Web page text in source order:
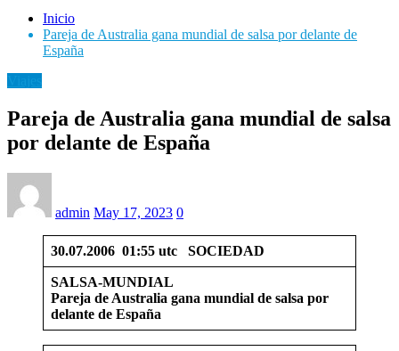
Inicio
Pareja de Australia gana mundial de salsa por delante de
España
Pareja de Australia gana mundial de salsa
por delante de España
admin May 17, 2023 0
30.07.2006 01:55 utc SOCIEDAD
SALSA-MUNDIAL
Pareja de Australia gana mundial de salsa por
delante de España